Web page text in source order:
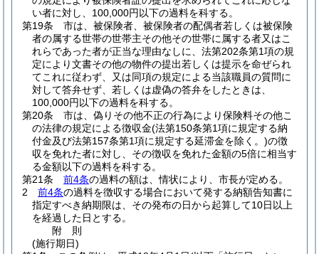
い者に対し、100,000円以下の過料を科する。
第19条
市は、被保険者、被保険者の配偶者若しくは被保険
者の属する世帯の世帯主その他その世帯に属する者又はこ
れらであった者が正当な理由なしに、法第202条第1項の規
定により文書その他の物件の提出若しくは提示を命ぜられ
てこれに従わず、又は同項の規定による当該職員の質問に
対して答弁せず、若しくは虚偽の答弁をしたときは、
100,000円以下の過料を科する。
第20条
市は、偽りその他不正の行為により保険料その他こ
の法律の規定による徴収金(法第150条第1項に規定する納
付金及び法第157条第1項に規定する延滞金を除く。)の徴
収を免れた者に対し、その徴収を免れた金額の5倍に相当す
る金額以下の過料を科する。
第21条
前4条の過料の額は、情状により、市長が定める。
2
前4条の過料を徴収する場合において発する納額告知書に
指定すべき納期限は、その発布の日から起算して10日以上
を経過した日とする。
附 則
(施行期日)